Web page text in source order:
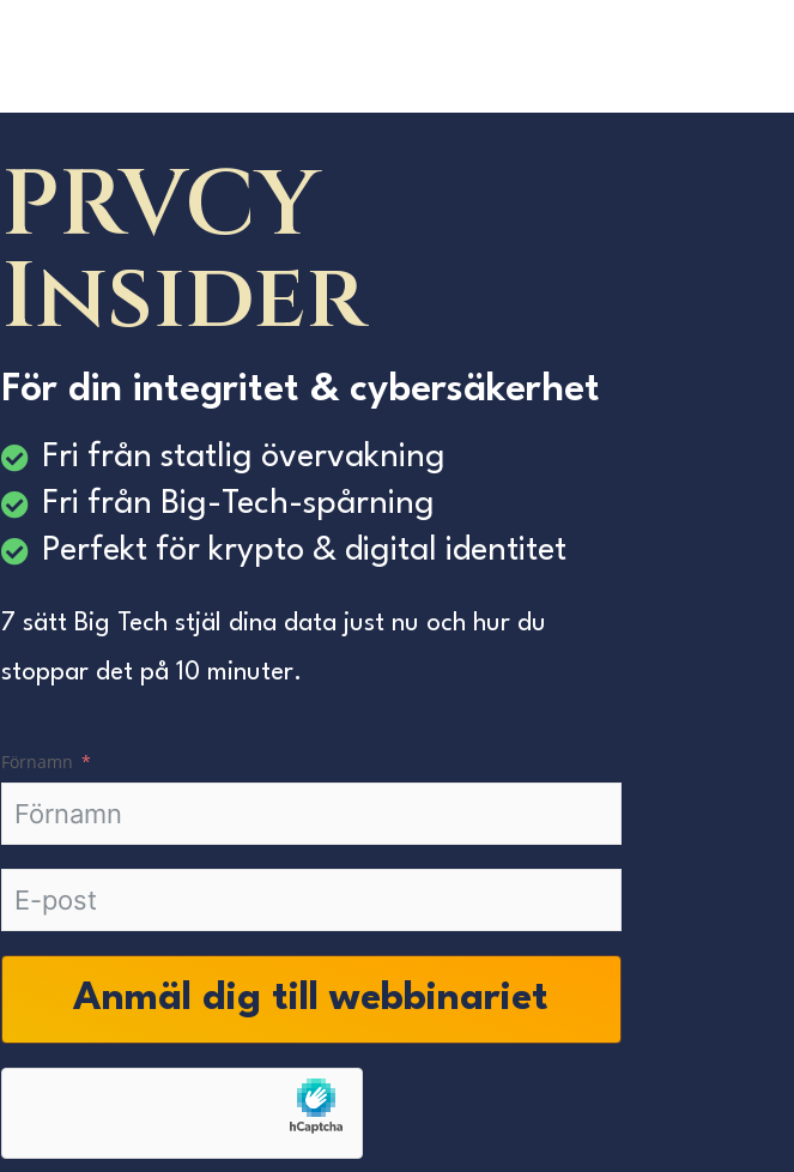
PRVCY
Insider
För din integritet & cybersäkerhet
Fri från statlig övervakning
Fri från Big-Tech-spårning
Perfekt för krypto & digital identitet
7 sätt Big Tech stjäl dina data just nu och hur du
stoppar det på 10 minuter.
Förnamn
Anmäl dig till webbinariet